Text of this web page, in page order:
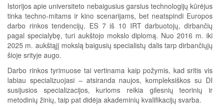
Istorijos apie universiteto nebaigusius garsius technologijų kūrėjus
tinka techno-mitams ir kino scenarijams, bet neatspindi Europos
darbo rinkos tendencijų. ES 7 iš 10 IRT darbuotojų, dirbančių
pagal specialybę, turi aukštojo mokslo diplomą. Nuo 2016 m. iki
2025 m. aukštąjį mokslą baigusių specialistų dalis tarp dirbančiųjų
šioje srityje augo.
Darbo rinkos tyrimuose tai vertinama kaip požymis, kad sritis vis
labiau specializuojasi – atsiranda naujos, kompleksiškos su DI
susijusios specializacijos, kurioms reikia gilesnių teorinių ir
metodinių žinių, taip pat didėja akademinių kvalifikacijų svarba.